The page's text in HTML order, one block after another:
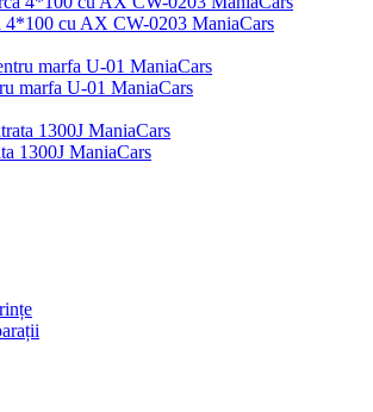
4*100 cu AX CW-0203 ManiaCars
marfa U-01 ManiaCars
1300J ManiaCars